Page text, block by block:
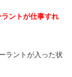
ラントが仕事すれ
ラントが入った状